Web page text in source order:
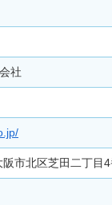
社
市北区芝田二丁目